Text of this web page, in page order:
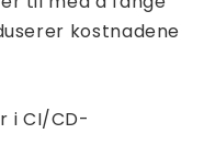
kostnadene
i CI/CD-